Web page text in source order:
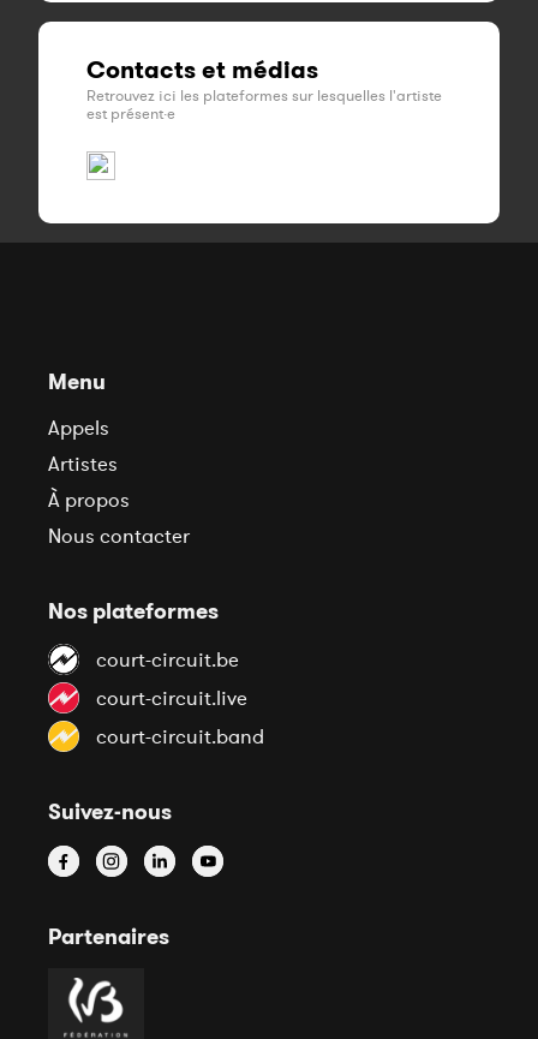
Contacts et médias
Retrouvez ici les plateformes sur lesquelles l'artiste
est présent·e
Menu
Appels
Artistes
À propos
Nous contacter
Nos plateformes
court-circuit.be
court-circuit.live
court-circuit.band
Suivez-nous
Partenaires